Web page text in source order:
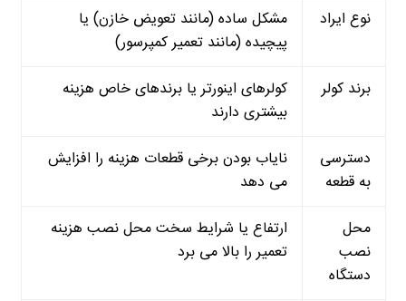
نوع ایراد
مشکل ساده (مانند تعویض خازن) یا
پیچیده (مانند تعمیر کمپرسور)
برند کولر
کولرهای اینورتر یا برندهای خاص هزینه
بیشتری دارند
دسترسی
به قطعه
نایاب بودن برخی قطعات هزینه را افزایش
می دهد
محل
نصب
دستگاه
ارتفاع یا شرایط سخت محل نصب هزینه
تعمیر را بالا می برد